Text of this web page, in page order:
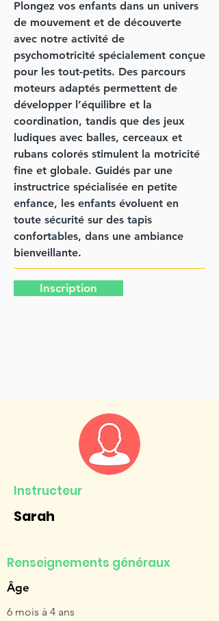
Plongez vos enfants dans un univers
de mouvement et de découverte
avec notre activité de
psychomotricité spécialement conçue
pour les tout-petits. Des parcours
moteurs adaptés permettent de
développer l’équilibre et la
coordination, tandis que des jeux
ludiques avec balles, cerceaux et
rubans colorés stimulent la motricité
fine et globale. Guidés par une
instructrice spécialisée en petite
enfance, les enfants évoluent en
toute sécurité sur des tapis
confortables, dans une ambiance
bienveillante.
Inscription
Instructeur
Sarah
Renseignements généraux
Âge
6 mois à 4 ans